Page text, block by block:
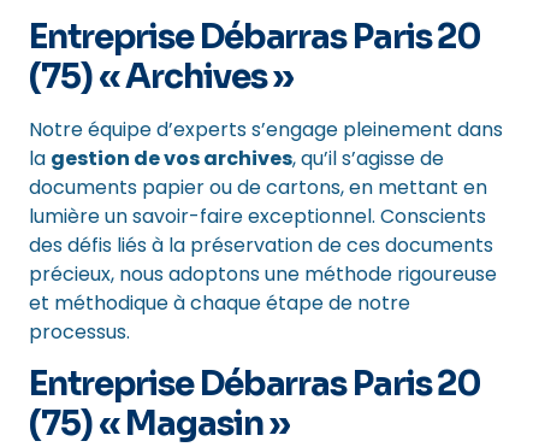
Entreprise Débarras Paris 20
(75) « Archives »
Notre équipe d’experts s’engage pleinement dans
la gestion de vos archives, qu’il s’agisse de
documents papier ou de cartons, en mettant en
lumière un savoir-faire exceptionnel. Conscients
des défis liés à la préservation de ces documents
précieux, nous adoptons une méthode rigoureuse
et méthodique à chaque étape de notre
processus.
Entreprise Débarras Paris 20
(75) « Magasin »